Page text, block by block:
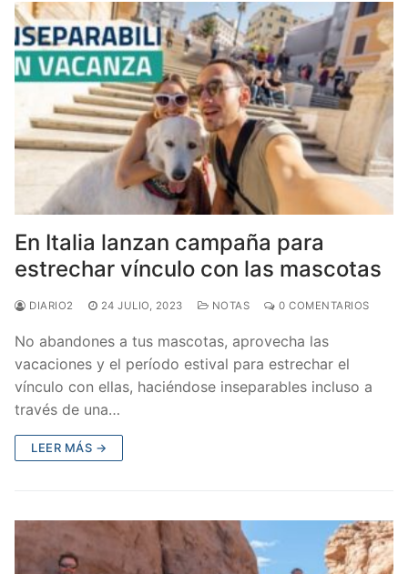
En Italia lanzan campaña para
estrechar vínculo con las mascotas
DIARIO2 24 JULIO, 2023 NOTAS 0 COMENTARIOS
No abandones a tus mascotas, aprovecha las
vacaciones y el período estival para estrechar el
vínculo con ellas, haciéndose inseparables incluso a
través de una…
LEER MÁS →